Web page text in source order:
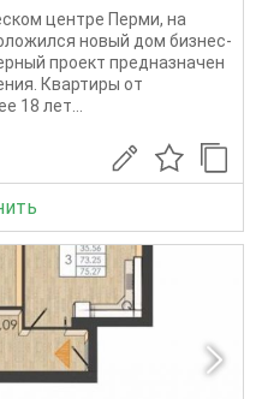
центре Перми, на
новый дом бизнес-
проект предназначен
Квартиры от
18 лет...